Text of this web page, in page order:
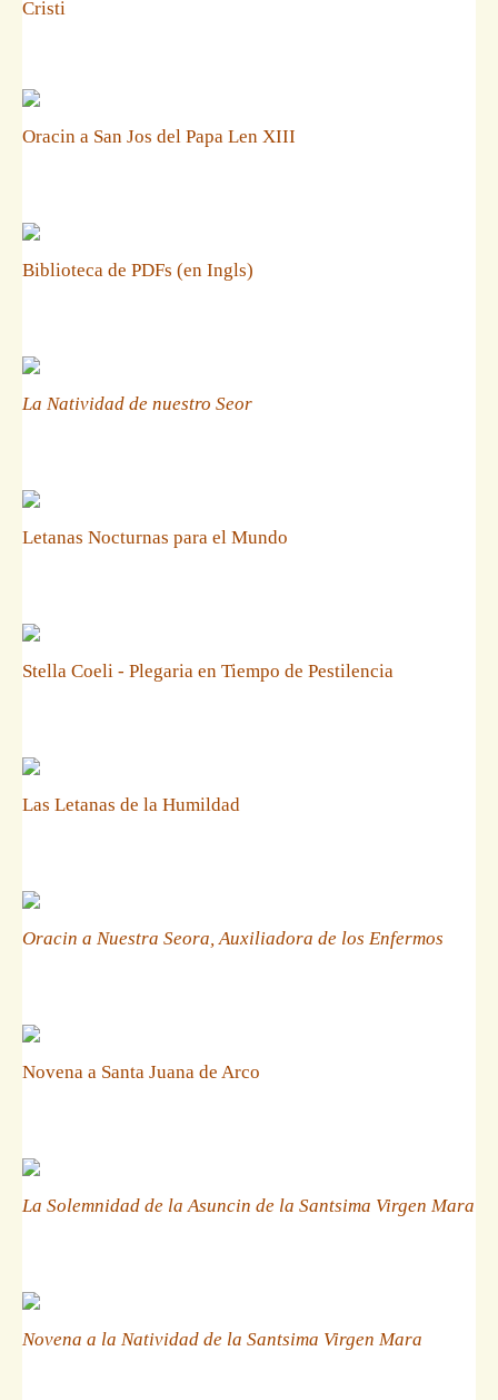
Cristi
Oracin a San Jos del Papa Len XIII
Biblioteca de PDFs (en Ingls)
La Natividad de nuestro Seor
Letanas Nocturnas para el Mundo
Stella Coeli - Plegaria en Tiempo de Pestilencia
Las Letanas de la Humildad
Oracin a Nuestra Seora, Auxiliadora de los Enfermos
Novena a Santa Juana de Arco
La Solemnidad de la Asuncin de la Santsima Virgen Mara
Novena a la Natividad de la Santsima Virgen Mara